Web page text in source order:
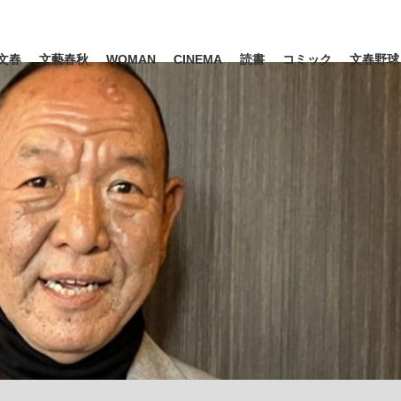
ライフ ビジネス
「最悪の空気のまま解散」WBC日本代表“敗戦”の真実
観る将棋、読む将棋
春 文藝春秋 WOMAN CINEMA 読書 コミック 文春野球
キーワード入力
真希 #森岡毅 #城彰二 #内田有紀